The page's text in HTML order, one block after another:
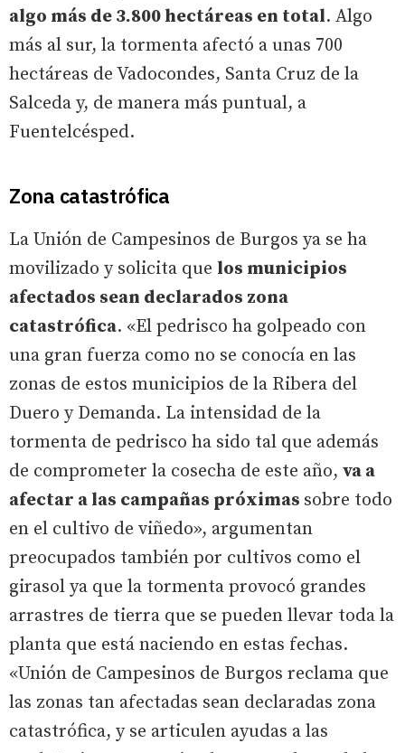
algo más de 3.800 hectáreas en total. Algo
más al sur, la tormenta afectó a unas 700
hectáreas de Vadocondes, Santa Cruz de la
Salceda y, de manera más puntual, a
Fuentelcésped.
Zona catastrófica
La Unión de Campesinos de Burgos ya se ha
movilizado y solicita que los municipios
afectados sean declarados zona
catastrófica. «El pedrisco ha golpeado con
una gran fuerza como no se conocía en las
zonas de estos municipios de la Ribera del
Duero y Demanda. La intensidad de la
tormenta de pedrisco ha sido tal que además
de comprometer la cosecha de este año, va a
afectar a las campañas próximas sobre todo
en el cultivo de viñedo», argumentan
preocupados también por cultivos como el
girasol ya que la tormenta provocó grandes
arrastres de tierra que se pueden llevar toda la
planta que está naciendo en estas fechas.
«Unión de Campesinos de Burgos reclama que
las zonas tan afectadas sean declaradas zona
catastrófica, y se articulen ayudas a las